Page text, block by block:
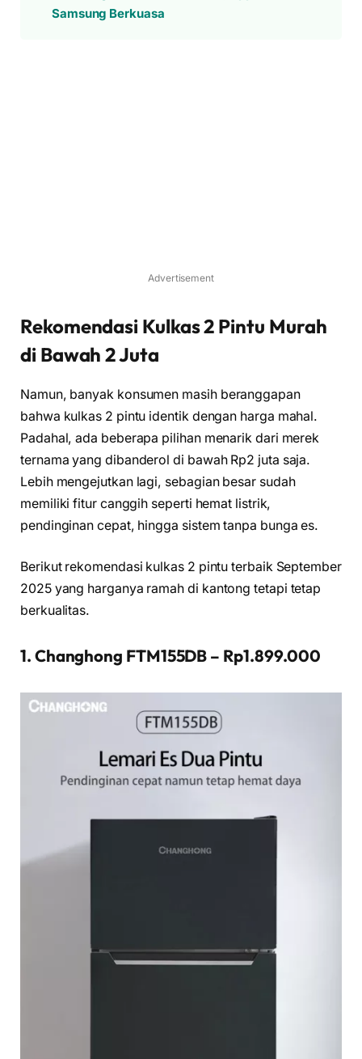
Samsung Berkuasa
Advertisement
Rekomendasi Kulkas 2 Pintu Murah
di Bawah 2 Juta
Namun, banyak konsumen masih beranggapan
bahwa kulkas 2 pintu identik dengan harga mahal.
Padahal, ada beberapa pilihan menarik dari merek
ternama yang dibanderol di bawah Rp2 juta saja.
Lebih mengejutkan lagi, sebagian besar sudah
memiliki fitur canggih seperti hemat listrik,
pendinginan cepat, hingga sistem tanpa bunga es.
Berikut rekomendasi kulkas 2 pintu terbaik September
2025 yang harganya ramah di kantong tetapi tetap
berkualitas.
1. Changhong FTM155DB – Rp1.899.000